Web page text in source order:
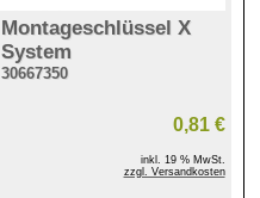
Montageschlüssel X
System
30667350
0,81 €
inkl. 19 % MwSt.
zzgl. Versandkosten